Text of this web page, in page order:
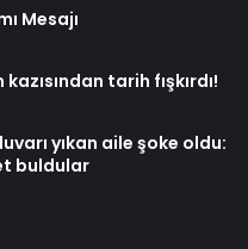
Mesajı
tarih fışkırdı!
yıkan aile şoke oldu:
buldular